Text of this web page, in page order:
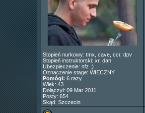
Stopień nurkowy: tmx, cave, ccr, dpv
Stopień instruktorski: xr, dan
Ubezpieczenie: nfz ;)
Oznaczenie stage: WIECZNY
Pomógł: 6 razy
Wiek: 43
Dołączył: 09 Mar 2011
Posty: 654
Skąd: Szczecin